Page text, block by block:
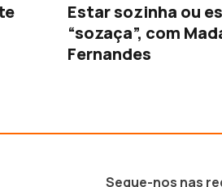
Estar sozinha ou
“sozaça”, com
Fernandes
Segue-nos nas